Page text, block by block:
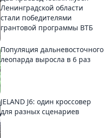
Ленинградской области
стали победителями
грантовой программы ВТБ
Популяция дальневосточного
леопарда выросла в 6 раз
JELAND J6: один кроссовер
для разных сценариев